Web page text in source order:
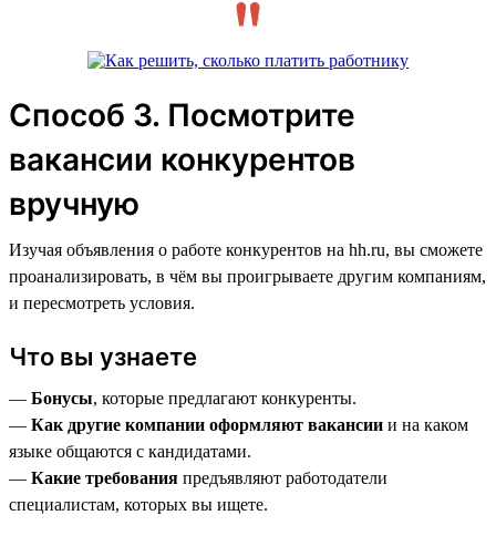
Способ 3. Посмотрите
вакансии конкурентов
вручную
Изучая объявления о работе конкурентов на hh.ru, вы сможете
проанализировать, в чём вы проигрываете другим компаниям,
и пересмотреть условия.
Что вы узнаете
— Бонусы, которые предлагают конкуренты.
— Как другие компании оформляют вакансии и на каком
языке общаются с кандидатами.
— Какие требования предъявляют работодатели
специалистам, которых вы ищете.